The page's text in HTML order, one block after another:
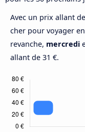
Avec un prix allant
cher pour voyager
revanche, mercredi
allant de 31 €.